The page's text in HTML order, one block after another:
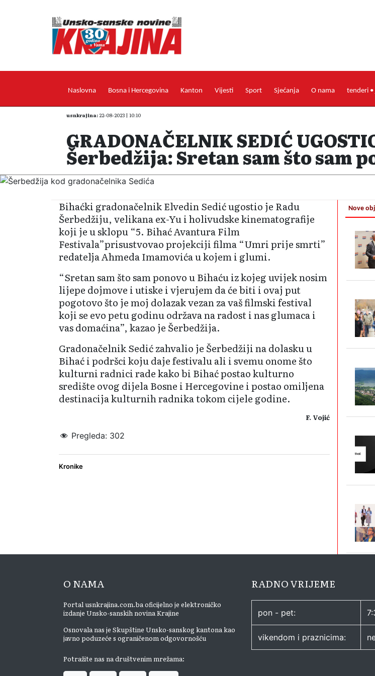
Naslovna Bosna i Hercegovina Kanton Vijesti Sport Sjećanja O nama tenderi •
usnkrajina: 22-08-2023 | 10:10
GRADONAČELNIK SEDIĆ
Šerbedžija: Sretan sam što sam
Bihaćki gradonačelnik Elvedin Sedić ugostio je Radu
Šerbedžiju, velikana ex-Yu i holivudske kinematografije
koji je u sklopu “5. Bihać Avantura Film
Festivala”prisustvovao projekciji filma “Umri prije smrti”
redatelja Ahmeda Imamovića u kojem i glumi.
“Sretan sam što sam ponovo u Bihaću iz kojeg uvijek nosim
lijepe dojmove i utiske i vjerujem da će biti i ovaj put
pogotovo što je moj dolazak vezan za vaš filmski festival
koji se evo petu godinu održava na radost i nas glumaca i
vas domaćina”, kazao je Šerbedžija.
Gradonačelnik Sedić zahvalio je Šerbedžiji na dolasku u
Bihać i podršci koju daje festivalu ali i svemu onome što
kulturni radnici rade kako bi Bihać postao kulturno
središte ovog dijela Bosne i Hercegovine i postao omiljena
destinacija kulturnih radnika tokom cijele godine.
F. Vojić
Pregleda: 302
Kronike
Nove
O NAMA
Portal usnkrajina.com.ba oficijelno je elektroničko
izdanje Unsko-sanskih novina Krajine
Osnovala nas je Skupštine Unsko-sanskog kantona kao
javno poduzeće s ograničenom odgovornošću
Potražite nas na društvenim mrežama:
RADNO VRIJEME
pon - pet:
vikendom i praznicima: